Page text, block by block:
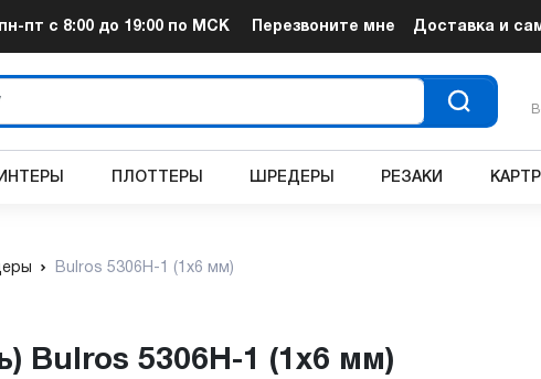
пн-пт с 8:00 до 19:00 по МСК Перезвоните мне Доставка и
ПЛОТТЕРЫ ШРЕДЕРЫ РЕЗАКИ
Bulros 5306H-1 (1x6 мм)
Bulros 5306H-1 (1x6 мм)